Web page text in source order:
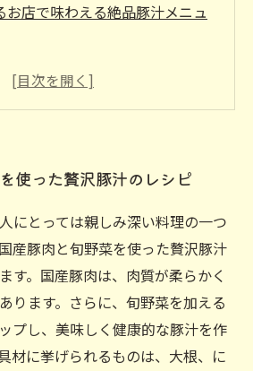
お店で味わえる絶品豚汁メニュ
る旬の野菜がたっぷり入った豚
使った贅沢豚汁のレシピ
にとっては親しみ深い料理の一つ
産豚肉と旬野菜を使った贅沢豚汁
す。国産豚肉は、肉質が柔らかく
ります。さらに、旬野菜を加える
プし、美味しく健康的な豚汁を作
材に挙げられるものは、大根、に